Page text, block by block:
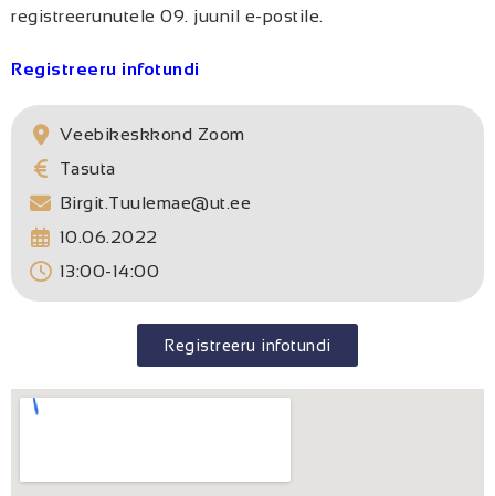
registreerunutele 09. juunil e-postile.
Registreeru infotundi
Veebikeskkond Zoom
Tasuta
Birgit.Tuulemae@ut.ee
10.06.2022
13:00-14:00
Registreeru infotundi